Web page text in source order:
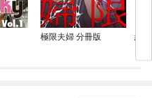
極限夫婦 分冊版
絶